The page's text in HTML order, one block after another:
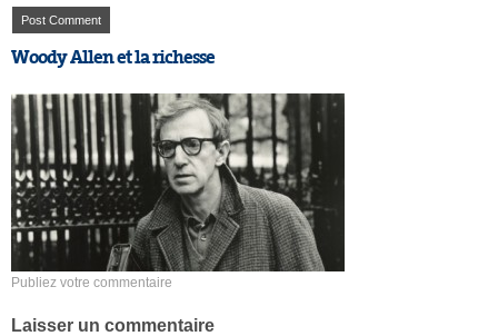
Woody Allen et la richesse
Publiez votre commentaire
Laisser un commentaire